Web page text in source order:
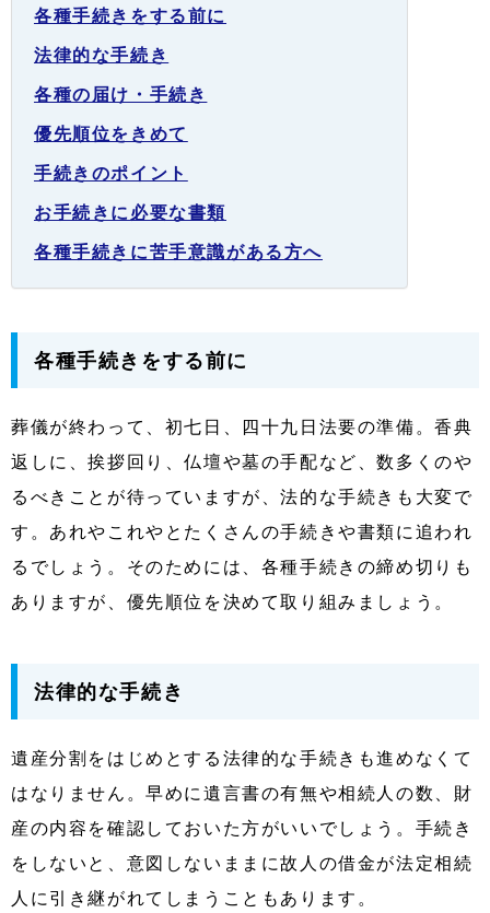
各種手続きをする前に
法律的な手続き
各種の届け・手続き
優先順位をきめて
手続きのポイント
お手続きに必要な書類
各種手続きに苦手意識がある方へ
各種手続きをする前に
葬儀が終わって、初七日、四十九日法要の準備。香典
返しに、挨拶回り、仏壇や墓の手配など、数多くのや
るべきことが待っていますが、法的な手続きも大変で
す。あれやこれやとたくさんの手続きや書類に追われ
るでしょう。そのためには、各種手続きの締め切りも
ありますが、優先順位を決めて取り組みましょう。
法律的な手続き
遺産分割をはじめとする法律的な手続きも進めなくて
はなりません。早めに遺言書の有無や相続人の数、財
産の内容を確認しておいた方がいいでしょう。手続き
をしないと、意図しないままに故人の借金が法定相続
人に引き継がれてしまうこともあります。